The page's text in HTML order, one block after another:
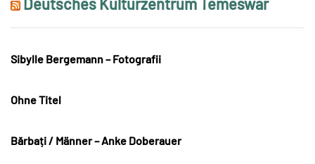
Sibylle Bergemann – Fotografii
Ohne Titel
Bărbați / Männer – Anke Doberauer